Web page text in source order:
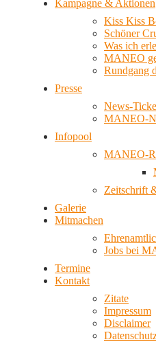
Kampagne & Aktionen
Kiss Kiss
Schöner
Was ich
MANEO
Rundgang
Presse
News-
MANEO-
Infopool
MANEO-
Zeitschrift
Galerie
Mitmachen
Jobs bei
Termine
Kontakt
Zitate
Impressum
Disclaimer